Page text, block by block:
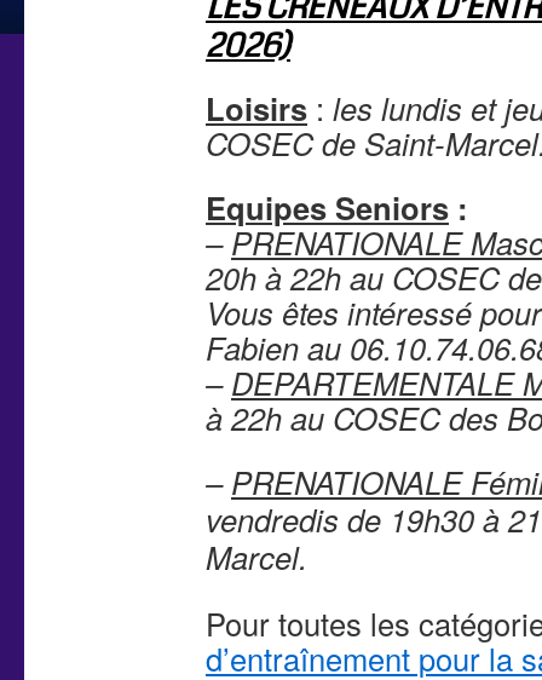
2026)
Loisirs : les lundis et
COSEC de Saint-
Equipes Seniors :
–PRENATIONALE
20h à 22h au COSEC
Vous êtes intéressé
Fabien au 06.10.74.
–DEPARTEMENTALE
à 22h au COSEC des
–PRENATIONALE
vendredis de 19h30 à
Marcel.
Pour toutes les
d’entraînement pour la